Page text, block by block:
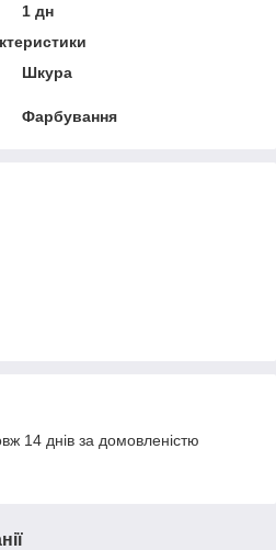
1 дн
Шкура
Фарбування
14 днів за домовленістю